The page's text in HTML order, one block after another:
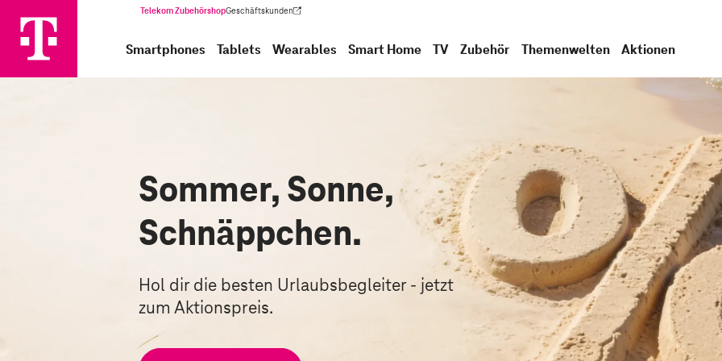
Telekom ZubehörshopGeschäftskunden
(Wird in einem neuen Tab geöffnet)
Smartphones Tablets Wearables Smart Home TV Zubehör Themenwelten Aktionen
Sommer, Sonne,
Schnäppchen.
Hol dir die besten Urlaubsbegleiter - jetzt
zum Aktionspreis.